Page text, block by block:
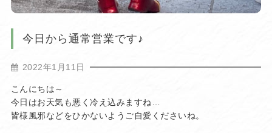
今日から通常営業です♪
2022年1月11日
こんにちは～
今日はお天気も悪く冷え込みますね…
皆様風邪などをひかないようご自愛くださいね。